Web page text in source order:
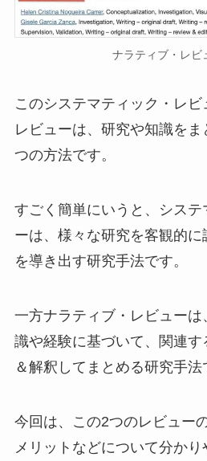
ナラティブ・レビ
このシステマティック・レビ
レビューは、研究や知識を
つの方法です。
すごく簡単にいうと、システ
ーは、様々な研究を客観的
を導き出す研究手法です。
一方ナラティブ・レビュー
識や経験に基づいて、関連
＆解釈してまとめる研究手法
今回は、この2つのレビュー
メリットなどについて分か